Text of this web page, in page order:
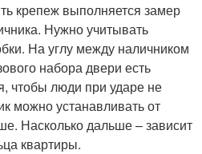
крепеж выполняется замер
Нужно учитывать
На углу между наличником
набора двери есть
чтобы люди при ударе не
можно устанавливать от
Насколько дальше – зависит
квартиры.